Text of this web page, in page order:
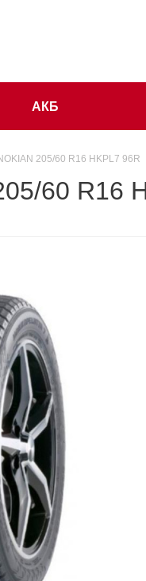
АКБ
205/60 R16 HKPL7 96R
60 R16